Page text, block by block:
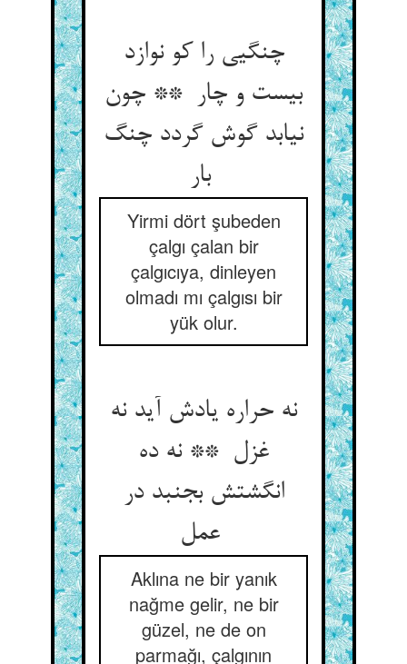
چنگیی را کو نوازد
بیست و چار ** چون
نیابد گوش گردد چنگ
بار
Yirmi dört şubeden
çalgı çalan bir
çalgıcıya, dinleyen
olmadı mı çalgısı bir
yük olur.
نه حراره یادش آید نه
غزل ** نه ده
انگشتش بجنبد در
Aklına ne bir yanık
nağme gelir, ne bir
güzel, ne de on
parmağı, çalgının